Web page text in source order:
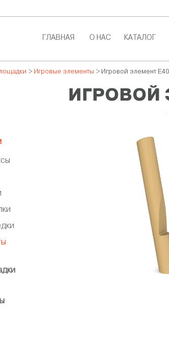
ГЛАВНАЯ О НАС КАТАЛОГ
> Игровые элементы > Игровой элемент
ИГРОВОЙ